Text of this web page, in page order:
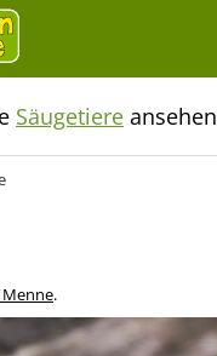
Säugetiere ansehen
Menne.